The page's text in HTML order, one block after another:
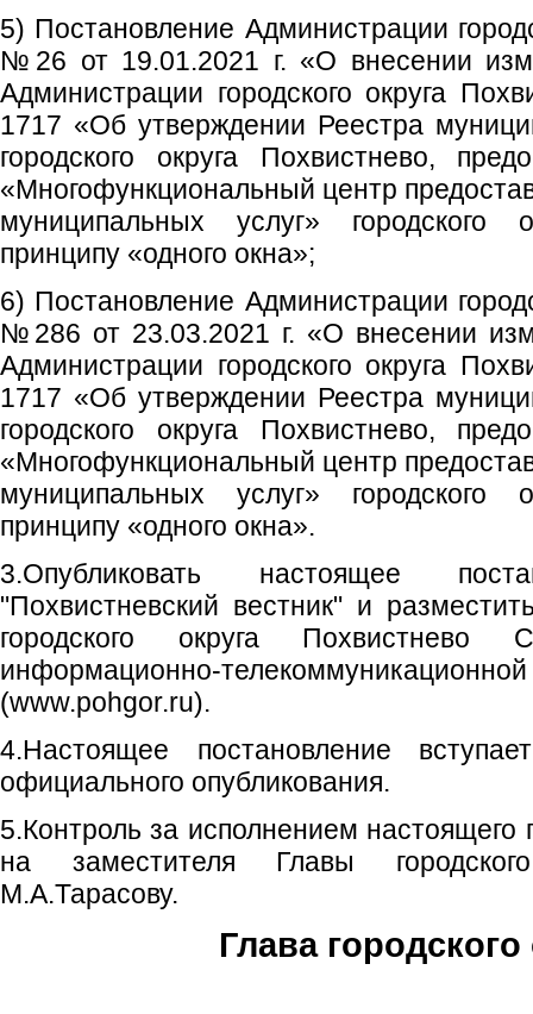
5) Постановление Администрации
№26 от 19.01.2021 г. «О внесении
Администрации городского округа
1717 «Об утверждении Реестра
городского округа Похвистнево,
«Многофункциональный центр
муниципальных услуг» городского
принципу «одного окна»;
6) Постановление Администрации
№286 от 23.03.2021 г. «О внесении
Администрации городского округа
1717 «Об утверждении Реестра
городского округа Похвистнево,
«Многофункциональный центр
муниципальных услуг» городского
принципу «одного окна».
3.Опубликовать настоящее
"Похвистневский вестник" и
городского округа Похвистнево
информационно-
(www.pohgor.ru).
4.Настоящее постановление
официального опубликования.
5.Контроль за исполнением настоящего
на заместителя Главы
М.А.Тарасову.
Глава городского